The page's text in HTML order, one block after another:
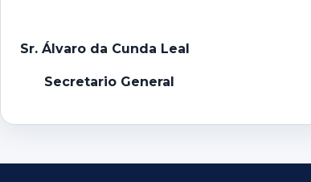
Sr. Álvaro da Cunda Leal
Secretario General